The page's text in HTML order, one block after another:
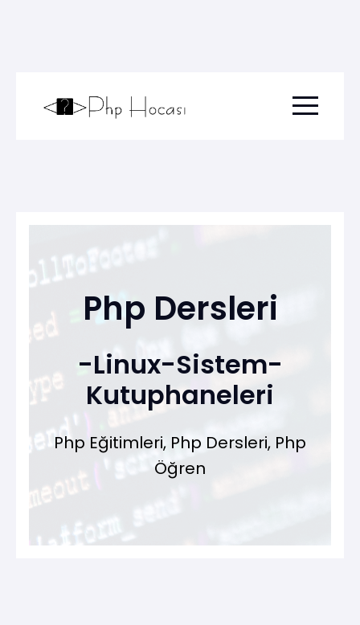
Menu
Php Dersleri
-Linux-Sistem-
Kutuphaneleri
Php Eğitimleri, Php Dersleri, Php
Öğren